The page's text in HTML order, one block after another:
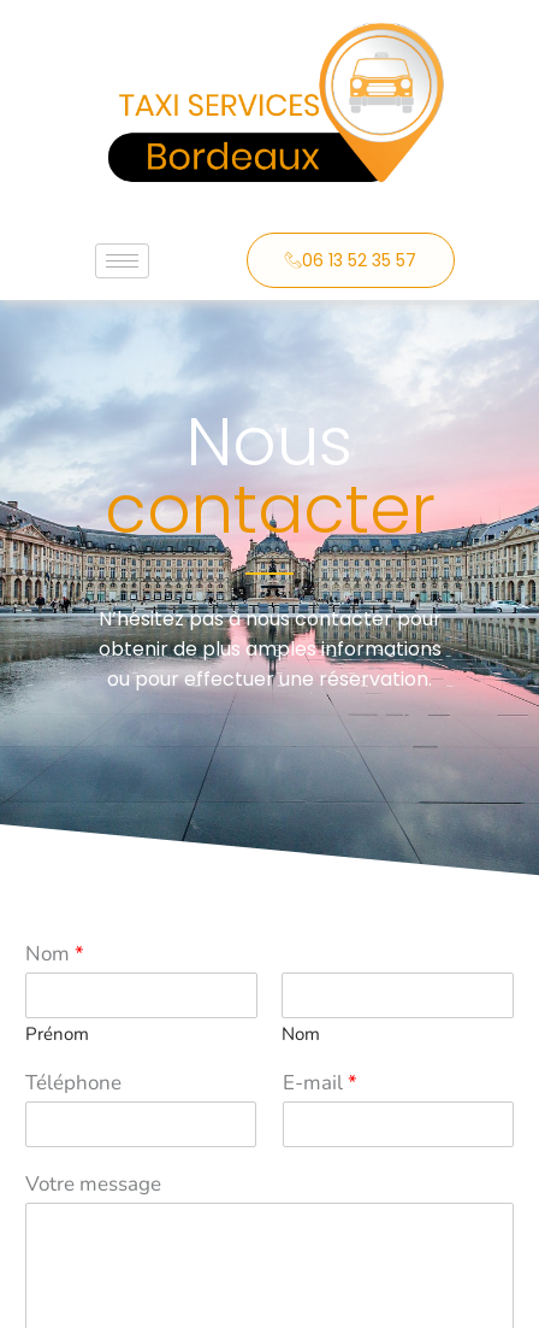
06 13 52 35 57
Nous
contacter
N’hésitez pas à nous contacter pour
obtenir de plus amples informations
ou pour effectuer une réservation.
Nom *
Prénom Nom
Téléphone E-mail*
Votre message